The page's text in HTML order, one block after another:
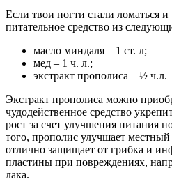
Если твои ногти стали ломаться и
питательное средство из
масло миндаля – 1 ст. л;
мед – 1 ч. л.;
экстракт прополиса – ½ ч.л.
Экстракт прополиса можно
чудодейственное средство
рост за счет улучшения питания
того, прополис улучшает
отлично защищает от грибка и
пластины при повреждениях,
лака.